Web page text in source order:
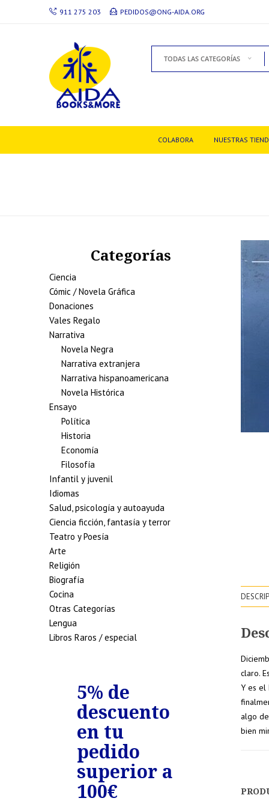
911 275 203 PEDIDOS@ONG-AIDA.ORG
TODAS LAS CATEGORÍAS
COLABORA NUESTRAS
claro.
Y es el
algo
bien
Categorías
Ciencia
Cómic / Novela Gráfica
Donaciones
Vales Regalo
Narrativa
Novela Negra
Narrativa extranjera
Narrativa hispanoamericana
Novela Histórica
Ensayo
Política
Historia
Economía
Filosofía
Infantil y juvenil
Idiomas
Salud, psicología y autoayuda
Ciencia ficción, fantasía y terror
Teatro y Poesía
Arte
Religión
Biografía
Cocina
Otras Categorías
Lengua
Libros Raros / especial
5% de
descuento
en tu
pedido
superior a
100€
7% de
en tu